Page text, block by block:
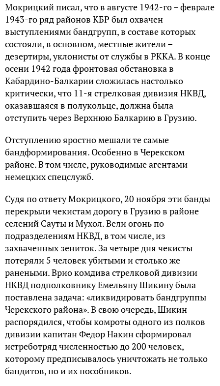
Мокрицкий писал, что в августе 1942-го – феврале
1943-го ряд районов КБР был охвачен
выступлениями бандгрупп, в составе которых
состояли, в основном, местные жители –
дезертиры, уклонисты от службы в РККА. В конце
осени 1942 года фронтовая обстановка в
Кабардино-Балкарии сложилась настолько
критически, что 11-я стрелковая дивизия НКВД,
оказавшаяся в полукольце, должна была
отступить через Верхнюю Балкарию в Грузию.
Отступлению яростно мешали те самые
бандформирования. Особенно в Черекском
районе. В том числе, руководимые агентами
немецких спецслужб.
Судя по ответу Мокрицкого, 20 ноября эти банды
перекрыли чекистам дорогу в Грузию в районе
селений Сауты и Мухол. Вели огонь по
подразделениям НКВД, в том числе, из
захваченных зениток. За четыре дня чекисты
потеряли 5 человек убитыми и столько же
ранеными. Врио комдива стрелковой дивизии
НКВД подполковнику Емельяну Шикину была
поставлена задача: «ликвидировать бандгруппы
Черекского района». В свою очередь, Шикин
распорядился, чтобы комроты одного из полков
дивизии капитан Федор Накин сформировал
истреботряд численностью до 200 человек,
которому предписывалось уничтожать не только
бандитов, но и их пособников.